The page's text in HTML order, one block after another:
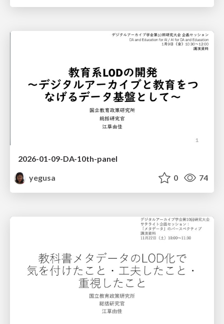
2026-01-09-DA-10th-panel
yegusa
0 74